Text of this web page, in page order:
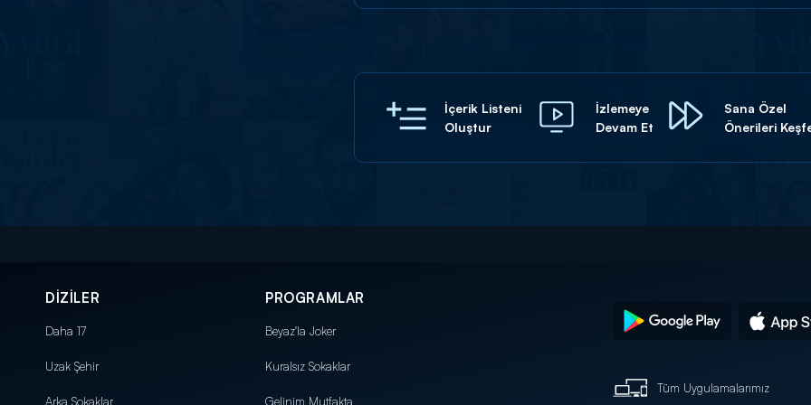
İçerik Listeni
Oluştur
İzlemeye
Devam Et
Sana Özel
Önerileri
DİZİLER
Daha 17
Uzak Şehir
Arka Sokaklar
PROGRAMLAR
Beyaz'la Joker
Kuralsız Sokaklar
Gelinim Mutfakta
Tüm Uygulamalarımız